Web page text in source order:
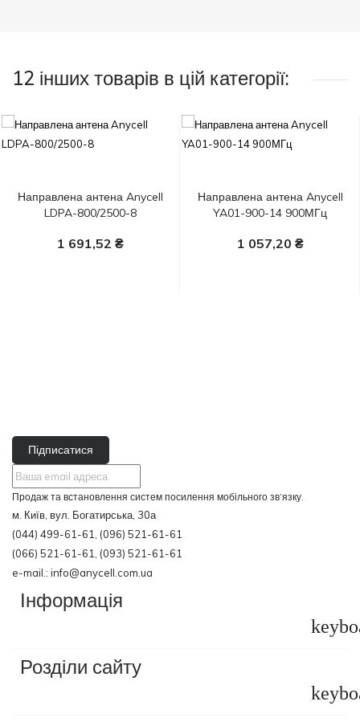
12 інших товарів в цій категорії:
Направлена антена Anycell
LDPA-800/2500-8
1 691,52 ₴
Направлена антена Anycell
YA01-900-14 900МГц
1 057,20 ₴
Підписатися
Продаж та встановлення систем посилення мобільного зв’язку.
м. Київ, вул. Богатирська, 30а
(044) 499-61-61, (096) 521-61-61
(066) 521-61-61, (093) 521-61-61
e-mail.: info@anycell.com.ua
Інформація
Розділи сайту